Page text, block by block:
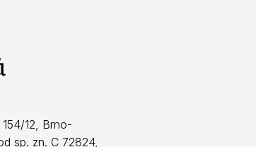
12, Brno-
sp. zn. C 72824,